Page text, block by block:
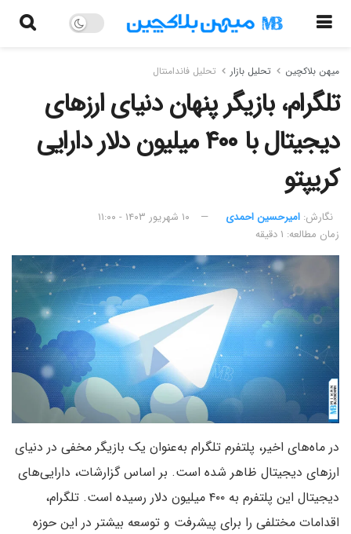
میهن بلاکچین تحلیل بازار تحلیل فاندامنتال
تلگرام، بازیگر پنهان دنیای ارزهای
دیجیتال با ۴۰۰ میلیون دلار دارایی
کریپتو
نگارش:‌ امیرحسین احمدی
۱۰ شهریور ۱۴۰۳ - ۱۱:۰۰
زمان مطالعه: ۱ دقیقه
در ماه‌های اخیر، پلتفرم تلگرام به‌عنوان یک بازیگر مخفی در دنیای
ارزهای دیجیتال ظاهر شده است. بر اساس گزارشات، دارایی‌های
دیجیتال این پلتفرم به ۴۰۰ میلیون دلار رسیده است. تلگرام،
اقدامات مختلفی را برای پیشرفت و توسعه بیشتر در این حوزه